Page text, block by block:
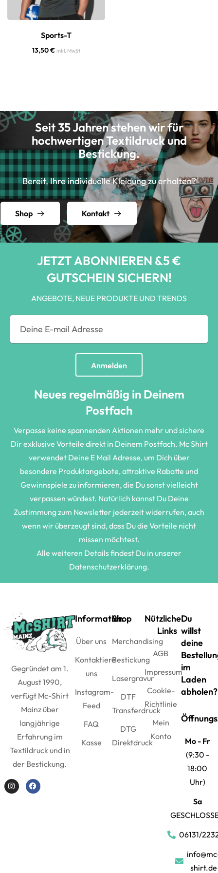
Sports-T
13,50€ inkl. MwSt
Seit 35 Jahren stehen wir für
hochwertigen Textildruck und
Bestickung.
Bereit, Ihre individuelle Kleidung zu erhalten?
Shop Kontakt
JETZT ABONNIEREN &5 €
GUTSCHEIN SICHERN!
ANGEBOTE, NEUE PRODUKTE UND TRENDS
Anmelden
Neues regelmäßig in Deinem
Postfach
Verpasse keine spannenden Aktionen mehr und sichere
Dir exklusive Vorteile direkt in Deinem Postfach. Mc Shirt
verwendet Deine E Mail Adresse, um Dich über
besondere Produktangebote, attraktive Rabatte und
Gewinnspiele zu informieren, die Du sonst vielleicht
verpassen würdest. Natürlich kannst Du Deine
Zustimmung zum Newsletter jederzeit widerrufen, auch
wenn wir überzeugt sind, dass Du die Vorteile nicht
missen möchtest.
Alle weiteren Details findest Du in unserer
Datenschutzerklärung.
Gegründet am 1.
August 1990,
verfügt Mc-Shirt
Mainz über
langjährige
Erfahrung im
Textildruck und in
der Bestickung.
Information
Über uns
Kontaktiere
uns
Instagram-
Feed
FAQ
Kasse
Shop
Merchandising
Bestickung
Lasergravur
DTF
Transferdruck
DTG
Direktdruck
Nützliche
Links
AGB
Impressum
Cookie-
Richtlinie
Mein
Konto
Du
willst
deine
im
Laden
abholen?
Mo - Fr
(9:30 -
18:00
Uhr)
Sa
06131/
shirt.de